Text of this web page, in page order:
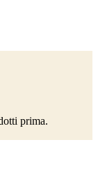
prima.